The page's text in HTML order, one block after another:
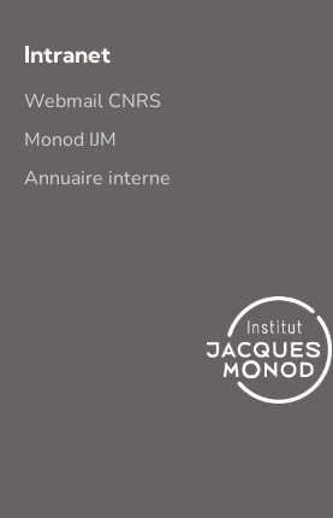
Intranet
Webmail CNRS
Monod IJM
Annuaire interne